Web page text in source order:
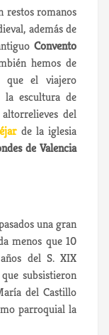
restos romanos
además de
Convento
hemos de
que el viajero
la escultura de
del
de la iglesia
de Valencia
una gran
menos que 10
del S. XIX
subsistieron
del Castillo
parroquial la